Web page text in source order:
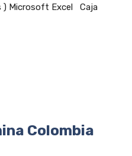
) Microsoft Excel Caja
Colombia